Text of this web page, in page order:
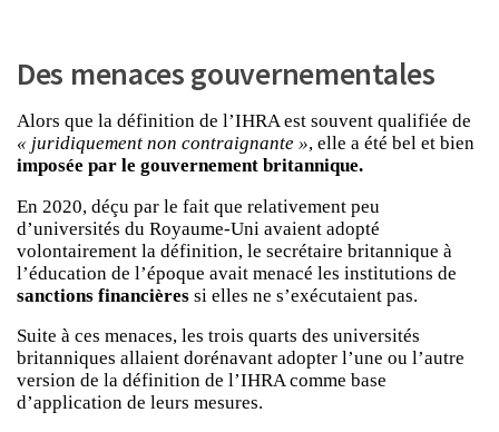
Des menaces gouvernementales
Alors que la définition de l’IHRA est souvent qualifiée de
« juridiquement non contraignante », elle a été bel et bien
imposée par le gouvernement britannique.
En 2020, déçu par le fait que relativement peu
d’universités du Royaume-Uni avaient adopté
volontairement la définition, le secrétaire britannique à
l’éducation de l’époque avait menacé les institutions de
sanctions financières si elles ne s’exécutaient pas.
Suite à ces menaces, les trois quarts des universités
britanniques allaient dorénavant adopter l’une ou l’autre
version de la définition de l’IHRA comme base
d’application de leurs mesures.